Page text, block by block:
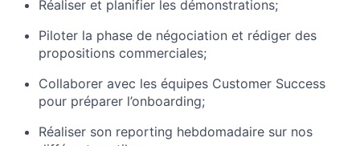
Réaliser et planifier les démonstrations;
Piloter la phase de négociation et rédiger des
propositions commerciales;
Collaborer avec les équipes Customer Success
pour préparer l’onboarding;
Réaliser son reporting hebdomadaire sur nos